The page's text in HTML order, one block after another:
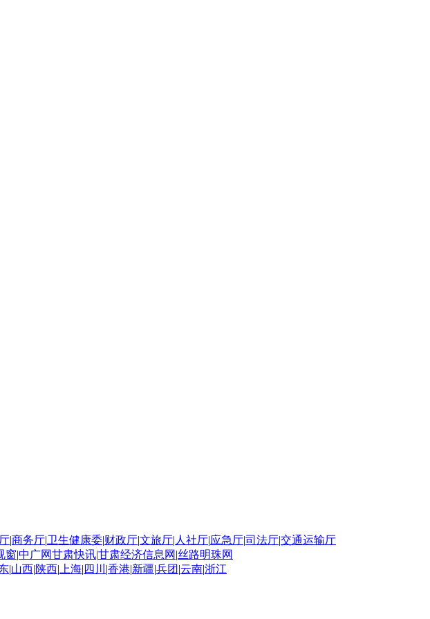
|商务厅|卫生健康委|财政厅|文旅厅| 人社厅|应急厅|司法厅|交通运输厅
窗|中广网甘肃快讯|甘肃经济信息网 |丝路明珠网
|山西|陕西| 上海| 四川 |香港|新疆|兵团 |云南|浙江